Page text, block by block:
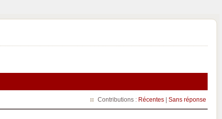
Contributions : Récentes | Sans réponse